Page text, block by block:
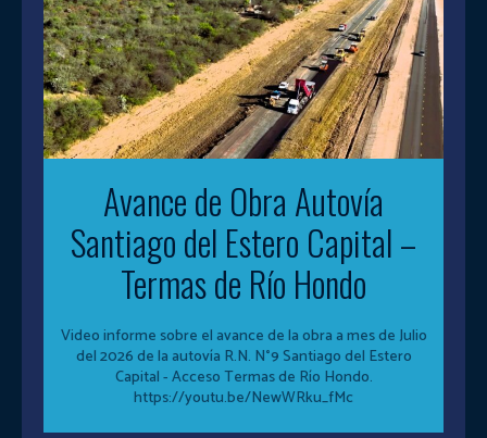
Avance de Obra Autovía
Santiago del Estero Capital –
Termas de Río Hondo
Video informe sobre el avance de la obra a mes de Julio
del 2026 de la autovía R.N. N°9 Santiago del Estero
Capital - Acceso Termas de Río Hondo.
https://youtu.be/NewWRku_fMc